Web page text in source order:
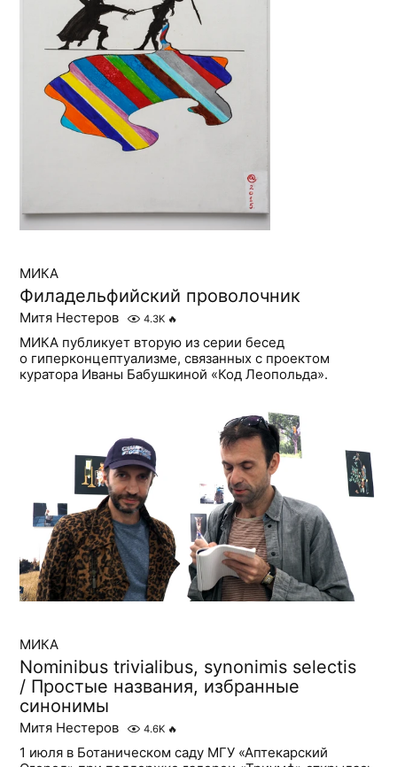
МИКА
Филадельфийский проволочник
Митя Нестеров 4.3K 🔥
МИКА публикует вторую из серии бесед
о гиперконцептуализме, связанных с проектом
куратора Иваны Бабушкиной «Код Леопольда».
МИКА
Nominibus trivialibus, synonimis selectis
/ Простые названия, избранные
синонимы
Митя Нестеров 4.6K 🔥
1 июля в Ботаническом саду МГУ «Аптекарский